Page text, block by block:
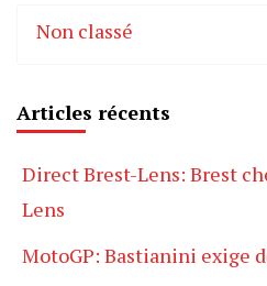
Non classé
Articles récents
Direct Brest-Lens: Brest
Lens
MotoGP: Bastianini exige